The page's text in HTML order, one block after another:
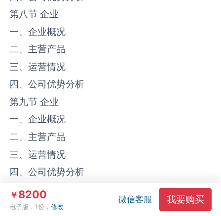
第八节 企业
一、企业概况
二、主营产品
三、运营情况
四、公司优势分析
第九节 企业
一、企业概况
二、主营产品
三、运营情况
四、公司优势分析
第十节 企业
一、企业概况
￥8200
电子版，1份，修改
微信客服 我要购买